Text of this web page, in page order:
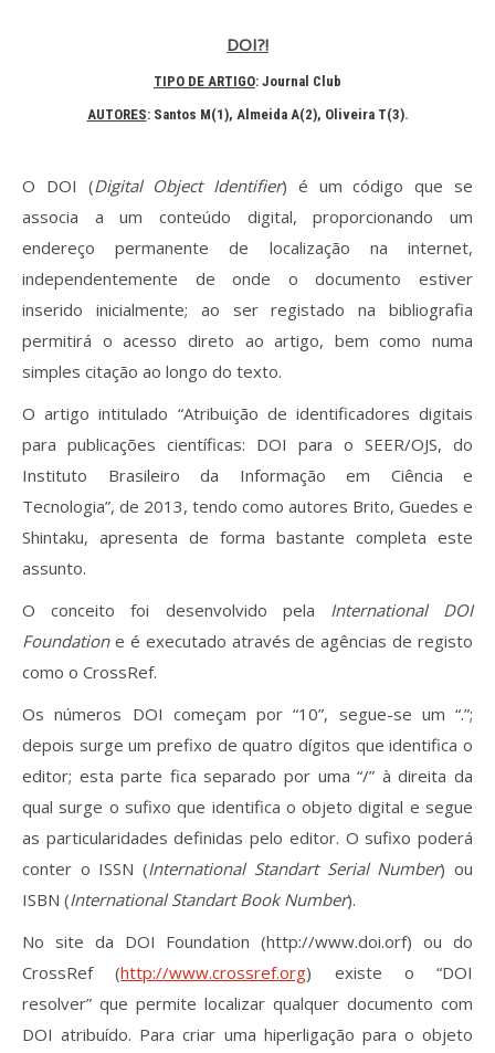
Processo de submissão
Bolsa de emprego (oferta/
procura)
Sugestões para os Leitores
Investigarem
Congressos
Artigos recentes
Revistas previamente publicadas
Como publicitar na nossa revista
Informações adicionais
Ficha técnica
DOI?!
TIPO DE ARTIGO: Journal Club
AUTORES: Santos M(1), Almeida A(2), Oliveira T(3).
O DOI (Digital Object Identifier) é um código que se
associa a um conteúdo digital, proporcionando um
endereço permanente de localização na internet,
independentemente de onde o documento estiver
inserido inicialmente; ao ser registado na bibliografia
permitirá o acesso direto ao artigo, bem como numa
simples citação ao longo do texto.
O artigo intitulado “Atribuição de identificadores digitais
para publicações científicas: DOI para o SEER/OJS, do
Instituto Brasileiro da Informação em Ciência e
Tecnologia”, de 2013, tendo como autores Brito, Guedes e
Shintaku, apresenta de forma bastante completa este
assunto.
O conceito foi desenvolvido pela International DOI
Foundatione é executado através de agências de registo
como o CrossRef.
Os números DOI começam por “10”, segue-se um “.”;
depois surge um prefixo de quatro dígitos que identifica o
editor; esta parte fica separado por uma “/” à direita da
qual surge o sufixo que identifica o objeto digital e segue
as particularidades definidas pelo editor. O sufixo poderá
conter o ISSN (International Standart Serial Number) ou
ISBN (International Standart Book Number).
No site da DOI Foundation (http://www.doi.orf) ou do
CrossRef (http://www.crossref.org) existe o “DOI
resolver” que permite localizar qualquer documento com
DOI atribuído. Para criar uma hiperligação para o objeto